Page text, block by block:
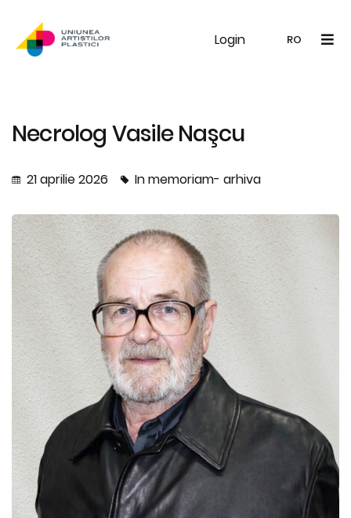
Login RO
UAP Galerie Noutăți
Necrolog Vasile Naşcu
21 aprilie 2026 In memoriam- arhiva